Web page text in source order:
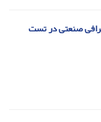
رادیوگرافی صنعتی در تست